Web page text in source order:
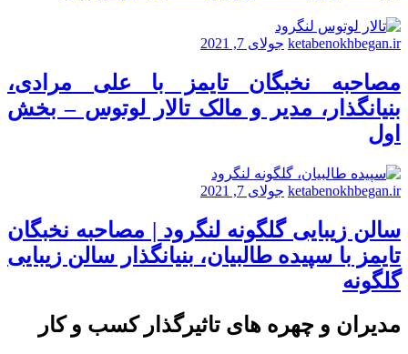
ketabenokhbegan.ir جولای 7, 2021
مصاحبه نخبگان تایمز با علی مرادی،
بنیانگذار، مدیر و مالک تالار لوتوس – بخش
اول
ketabenokhbegan.ir جولای 7, 2021
سالن زیبایی گلگونه لنگرود | مصاحبه نخبگان
تایمز با سپیده طالبیان، بنیانگذار سالن زیبایی
گلگونه
مدیران و چهره های تاثیرگذار کسب و کار